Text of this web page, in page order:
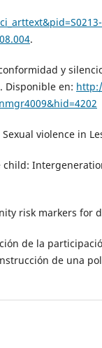
.
y
Disponible en:
violence in
child:
risk markers for
de la
de una